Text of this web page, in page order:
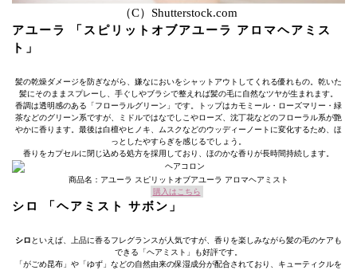
（C）Shutterstock.com
アユーラ 「スピリットオブアユーラ アロマヘアミス
ト」
髪の乾燥ダメージを防ぎながら、嫌なにおいをシャットアウトしてくれる優れもの。乾いた
髪にそのままスプレーし、手ぐしやブラシで整えれば髪の毛に自然なツヤが生まれます。
香調は透明感のある「フローラルグリーン」です。トップはカモミール・ローズマリー・緑
茶などのグリーン系ですが、ミドルではなでしこやローズ、沈丁花などのフローラル系が艶
やかに香ります。最後は白檀やヒノキ、ムスクなどのウッディーノートに変化するため、ほ
っとしたやすらぎを感じるでしょう。
香りをカプセルに閉じ込める処方を採用しており、ほのかな香りが長時間持続します。
商品名：アユーラ スピリットオブアユーラ アロマヘアミスト
購入はこちら
シロ 「ヘアミスト サボン」
シロ といえば、上品に香るフレグランスが人気ですが、香りを楽しみながら髪の毛のケアも
できる「ヘアミスト」も好評です。
「がごめ昆布」や「ゆず」などの自然由来の保湿成分が配合されており、キューティクルを